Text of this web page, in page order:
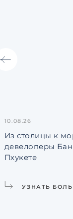
10.08.26
Из столицы к
девелоперы
Пхукете
УЗНАТЬ